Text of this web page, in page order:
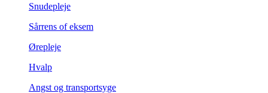
Snudepleje
Sårrens of eksem
Ørepleje
Hvalp
Angst og transportsyge